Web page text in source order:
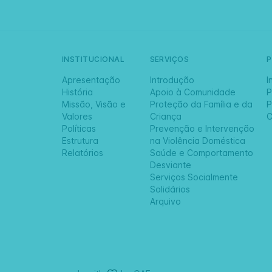
INSTITUCIONAL
Apresentação
História
Missão, Visão e
Valores
Políticas
Estrutura
Relatórios
SERVIÇOS
Introdução
Apoio à Comunidade
Proteção da Família e da
Criança
Prevenção e Intervenção
na Violência Doméstica
Saúde e Comportamento
Desviante
Serviços Socialmente
Solidários
Arquivo